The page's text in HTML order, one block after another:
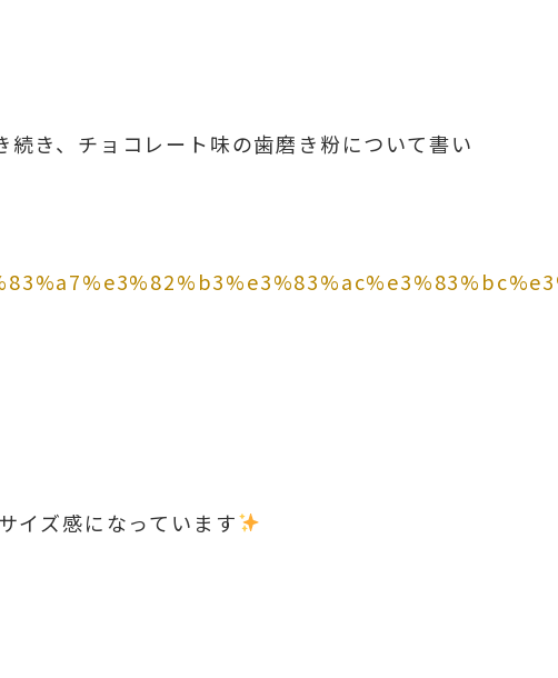
き、チョコレート味の歯磨き粉について書い
イズ感になっています